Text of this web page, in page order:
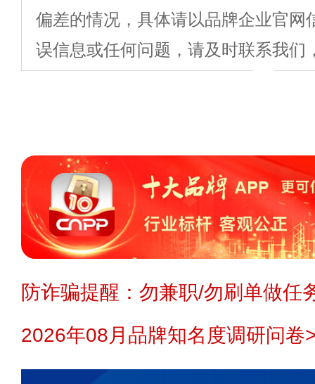
偏差的情况，具体请以品牌企业官网
误信息或任何问题，请及时联系我们
察，降低投资风险。您在代理/投资
业可能不开放代理/投资/开店，如您
题、代理费用、流程、详情等任何信
理/投资前与企业沟通确认。
免责声明： 本站不生产产品，不提
页面信息仅供参考和借鉴。
防诈骗提醒：勿兼职/勿刷单做任
2026年08月品牌知名度调研问卷